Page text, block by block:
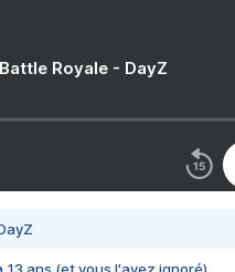
Royale - DayZ